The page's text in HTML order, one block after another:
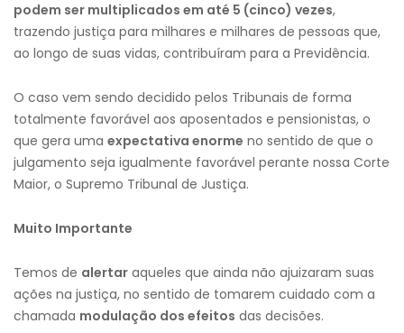
podem ser multiplicados em até 5 (cinco) vezes,
trazendo justiça para milhares e milhares de pessoas que,
ao longo de suas vidas, contribuíram para a Previdência.
O caso vem sendo decidido pelos Tribunais de forma
totalmente favorável aos aposentados e pensionistas, o
que gera uma expectativa enorme no sentido de que o
julgamento seja igualmente favorável perante nossa Corte
Maior, o Supremo Tribunal de Justiça.
Muito Importante
Temos de alertar aqueles que ainda não ajuizaram suas
ações na justiça, no sentido de tomarem cuidado com a
chamada modulação dos efeitos das decisões.